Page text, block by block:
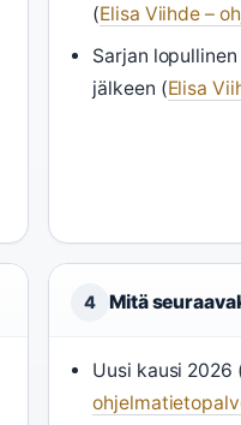
(Elisa Viihde –
Sarjan
jälkeen (Elisa
4 Mitä
Uusi kausi 2026